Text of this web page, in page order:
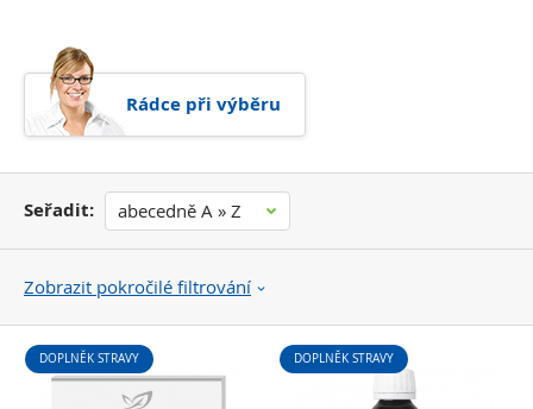
Rádce při výběru
Seřadit: abecedně A » Z
Zobrazit pokročilé filtrování
DOPLNĚK STRAVY DOPLNĚK STRAVY